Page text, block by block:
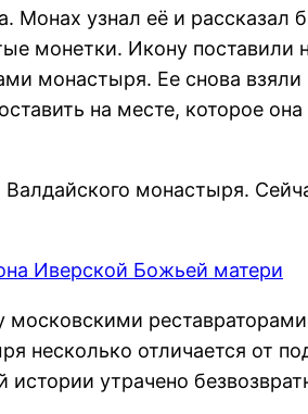
узнал её и рассказал
монетки. Икону поставили
монастыря. Ее снова взяли
на месте, которое
монастыря.
отличается от
утрачено